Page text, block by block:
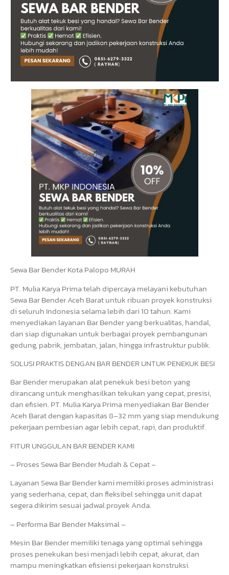
Sewa Bar Bender Kota Palopo MURAH
PT. Mulia Karya Prima telah dipercaya melayani kebutuhan
Sewa Bar Bender Aceh Barat untuk ribuan proyek konstruksi
di seluruh Indonesia selama lebih dari 10 tahun. Kami
menyediakan layanan Bar Bender yang berkualitas, handal,
dan siap digunakan untuk berbagai proyek pembangunan
gedung, pabrik, jembatan, jalan, hingga infrastruktur publik.
SOLUSI PRAKTIS DENGAN BAR BENDER UNTUK PENEKUK BESI
Bar Bender merupakan alat penekuk besi beton yang
dirancang untuk menghasilkan tekukan yang cepat, presisi,
dan efisien. PT. Mulia Karya Prima menyediakan Bar Bender
Aceh Barat dengan kapasitas 8–32 mm yang siap mendukung
pekerjaan pembesian agar lebih cepat, rapi, dan produktif.
FITUR UNGGULAN BAR BENDER KAMI:
– Proses Sewa Bar Bender Mudah & Cepat –
Layanan Sewa Bar Bender kami memiliki proses administrasi
yang sederhana, cepat, dan fleksibel sehingga unit dapat
segera dikirim sesuai jadwal proyek Anda.
– Performa Bar Bender Maksimal –
Mesin Bar Bender memiliki tenaga yang optimal sehingga
proses penekukan besi menjadi lebih cepat, akurat, dan
mampu meningkatkan efisiensi pekerjaan konstruksi.